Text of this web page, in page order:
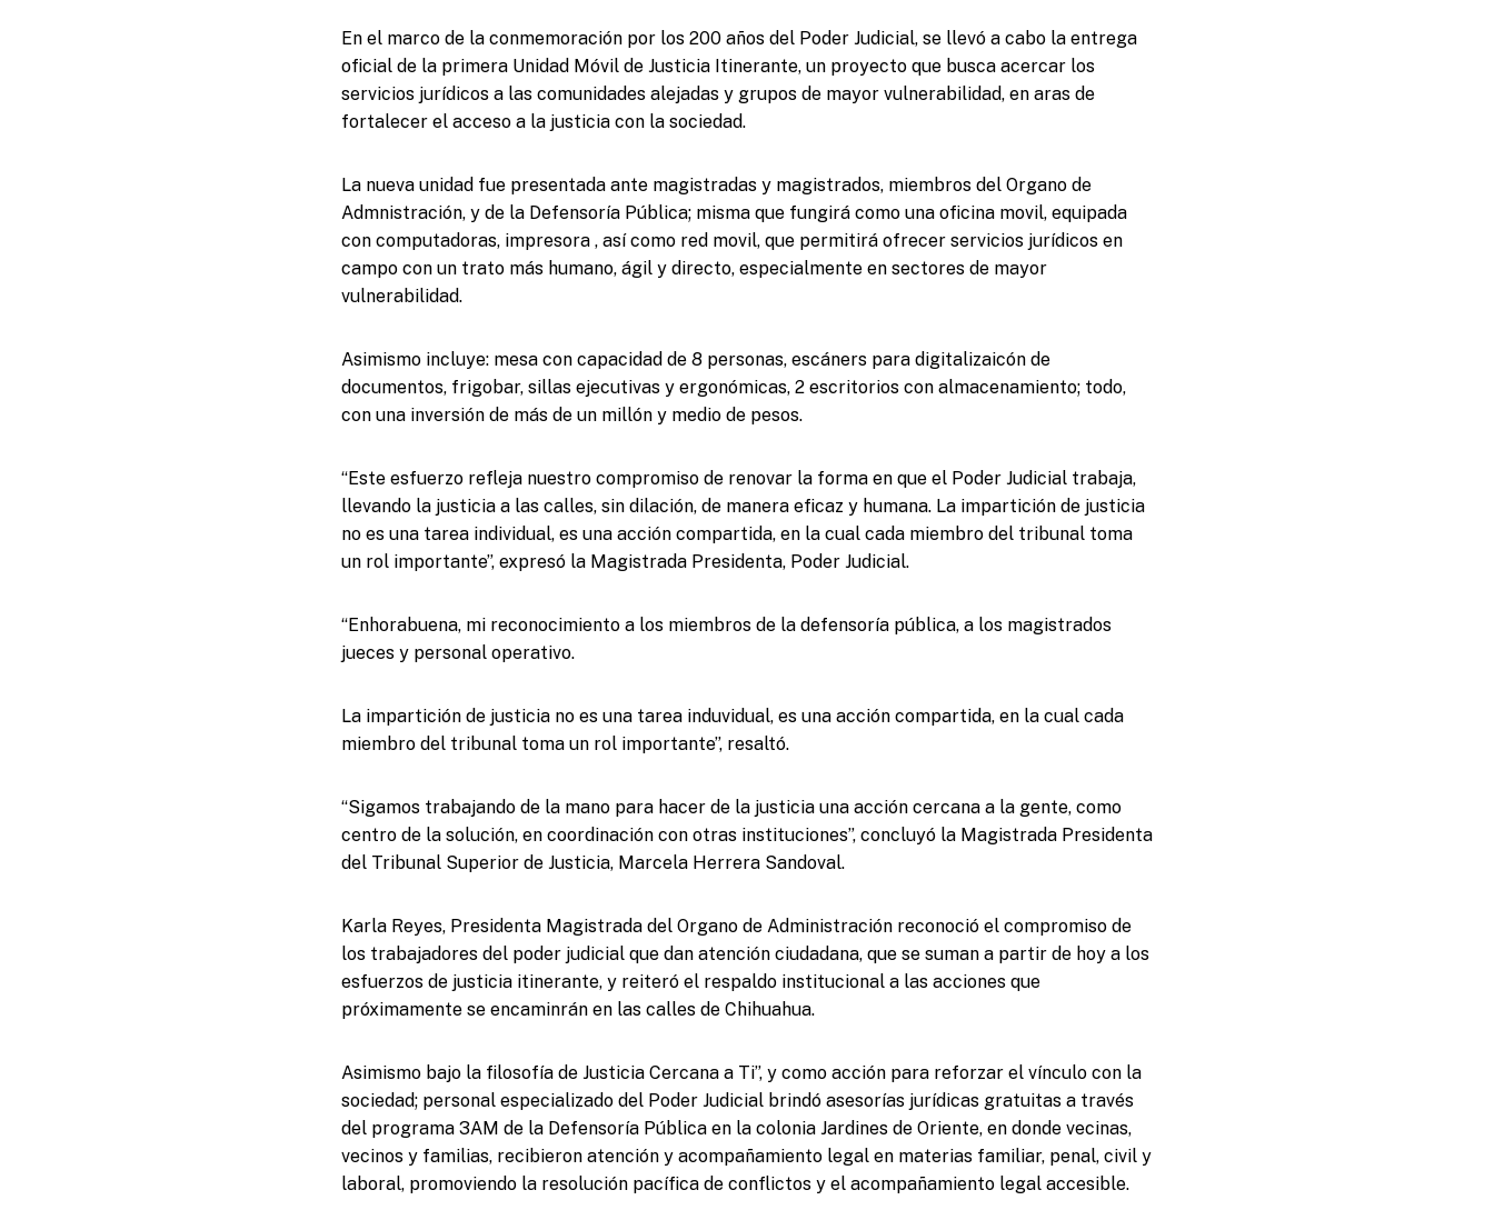
En el marco de la conmemoración por los 200 años del Poder Judicial, se llevó a cabo la entrega
oficial de la primera Unidad Móvil de Justicia Itinerante, un proyecto que busca acercar los
servicios jurídicos a las comunidades alejadas y grupos de mayor vulnerabilidad, en aras de
fortalecer el acceso a la justicia con la sociedad.
La nueva unidad fue presentada ante magistradas y magistrados, miembros del Organo de
Admnistración, y de la Defensoría Pública; misma que fungirá como una oficina movil, equipada
con computadoras, impresora , así como red movil, que permitirá ofrecer servicios jurídicos en
campo con un trato más humano, ágil y directo, especialmente en sectores de mayor
vulnerabilidad.
Asimismo incluye: mesa con capacidad de 8 personas, escáners para digitalizaicón de
documentos, frigobar, sillas ejecutivas y ergonómicas, 2 escritorios con almacenamiento; todo,
con una inversión de más de un millón y medio de pesos.
“Este esfuerzo refleja nuestro compromiso de renovar la forma en que el Poder Judicial trabaja,
llevando la justicia a las calles, sin dilación, de manera eficaz y humana. La impartición de justicia
no es una tarea individual, es una acción compartida, en la cual cada miembro del tribunal toma
un rol importante”, expresó la Magistrada Presidenta, Poder Judicial.
“Enhorabuena, mi reconocimiento a los miembros de la defensoría pública, a los magistrados
jueces y personal operativo.
La impartición de justicia no es una tarea induvidual, es una acción compartida, en la cual cada
miembro del tribunal toma un rol importante”, resaltó.
“Sigamos trabajando de la mano para hacer de la justicia una acción cercana a la gente, como
centro de la solución, en coordinación con otras instituciones”, concluyó la Magistrada Presidenta
del Tribunal Superior de Justicia, Marcela Herrera Sandoval.
Karla Reyes, Presidenta Magistrada del Organo de Administración reconoció el compromiso de
los trabajadores del poder judicial que dan atención ciudadana, que se suman a partir de hoy a los
esfuerzos de justicia itinerante, y reiteró el respaldo institucional a las acciones que
próximamente se encaminrán en las calles de Chihuahua.
Asimismo bajo la filosofía de Justicia Cercana a Ti”, y como acción para reforzar el vínculo con la
sociedad; personal especializado del Poder Judicial brindó asesorías jurídicas gratuitas a través
del programa 3AM de la Defensoría Pública en la colonia Jardines de Oriente, en donde vecinas,
vecinos y familias, recibieron atención y acompañamiento legal en materias familiar, penal, civil y
laboral, promoviendo la resolución pacífica de conflictos y el acompañamiento legal accesible.